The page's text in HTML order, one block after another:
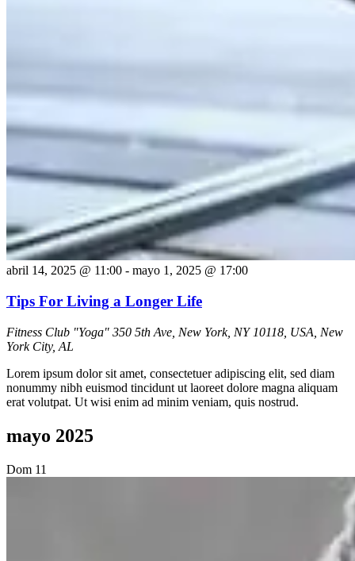
abril 14, 2025 @ 11:00 - mayo 1, 2025 @ 17:00
Tips For Living a Longer Life
Fitness Club "Yoga" 350 5th Ave, New York, NY 10118, USA, New
York City, AL
Lorem ipsum dolor sit amet, consectetuer adipiscing elit, sed diam
nonummy nibh euismod tincidunt ut laoreet dolore magna aliquam
erat volutpat. Ut wisi enim ad minim veniam, quis nostrud.
mayo 2025
Dom 11